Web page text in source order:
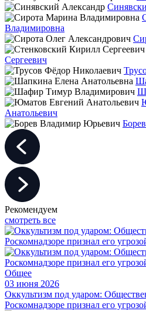
Владимировна
Сергеевич
Анатольевич
Рекомендуем
смотреть все
Общее
03 июня 2026
Оккультизм под ударом:
Роскомнадзоре признал его